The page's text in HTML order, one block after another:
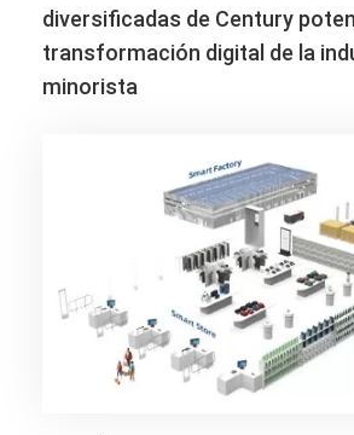
diversificadas de Century
transformación digital de la
minorista